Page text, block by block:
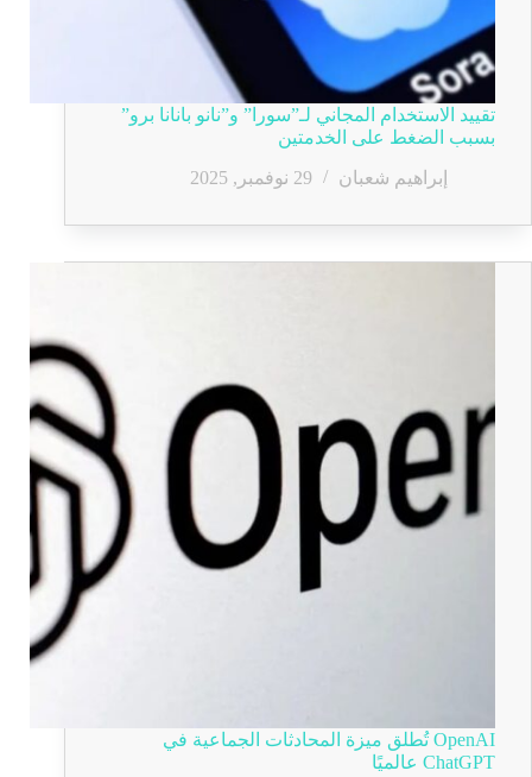
تقييد الاستخدام المجاني لـ”سورا” و”نانو بانانا برو”
بسبب الضغط على الخدمتين
إبراهيم شعبان
29 نوفمبر, 2025
OpenAI تُطلق ميزة المحادثات الجماعية في
ChatGPT عالميًا